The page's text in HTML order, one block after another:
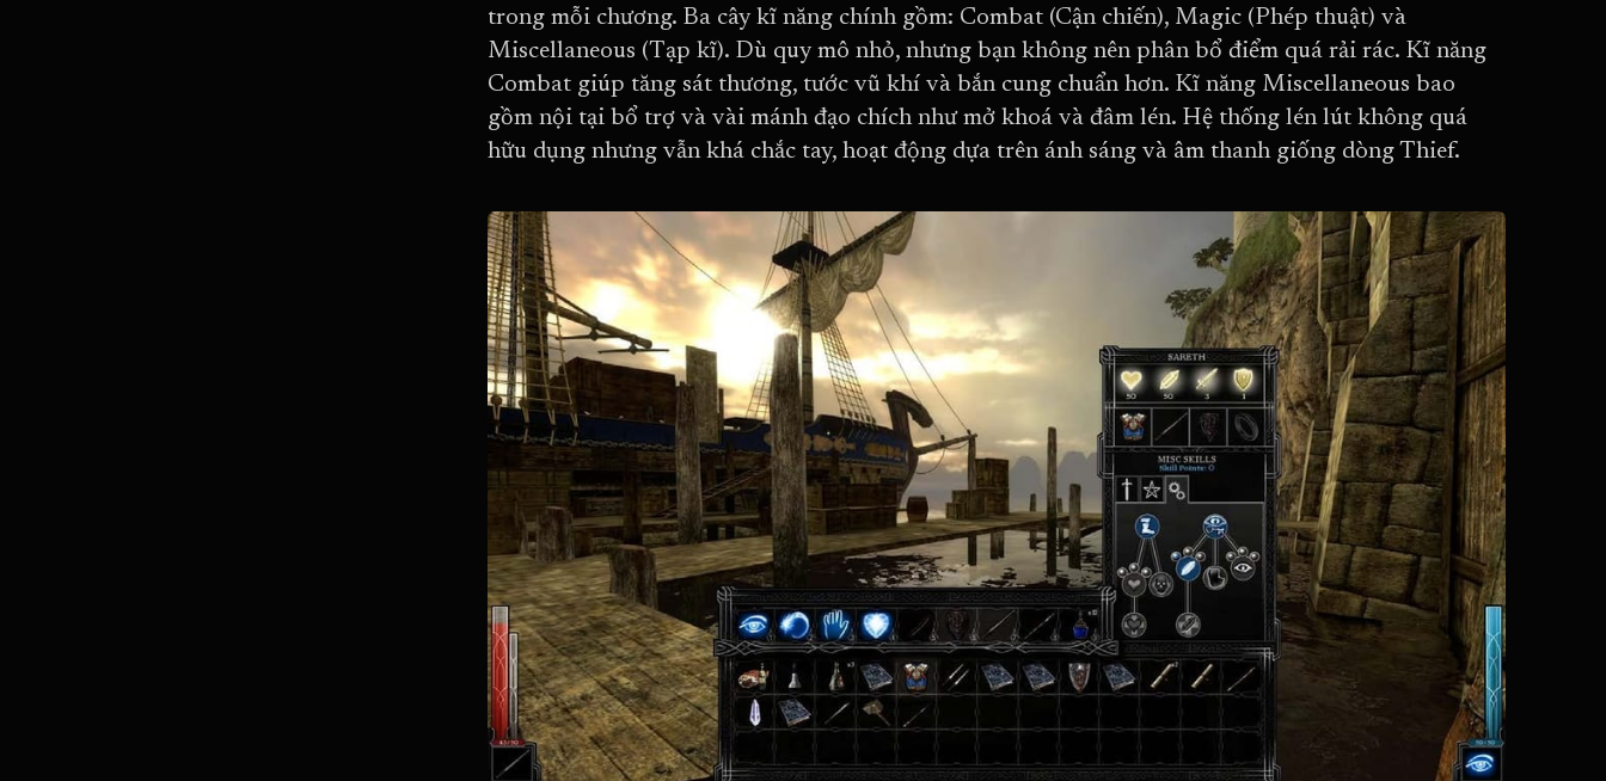
trong mỗi chương. Ba cây kĩ năng chính gồm: Combat (Cận chiến), Magic (Phép thuật) và
Miscellaneous (Tạp kĩ). Dù quy mô nhỏ, nhưng bạn không nên phân bổ điểm quá rải rác. Kĩ năng
Combat giúp tăng sát thương, tước vũ khí và bắn cung chuẩn hơn. Kĩ năng Miscellaneous bao
gồm nội tại bổ trợ và vài mánh đạo chích như mở khoá và đâm lén. Hệ thống lén lút không quá
hữu dụng nhưng vẫn khá chắc tay, hoạt động dựa trên ánh sáng và âm thanh giống dòng Thief.